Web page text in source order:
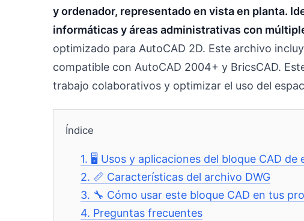
y ordenador, representado en vista en planta.
informáticas y áreas administrativas con
optimizado para AutoCAD 2D. Este archivo
compatible con AutoCAD 2004+ y BricsCAD.
trabajo colaborativos y optimizar el uso del
Índice
1. 🖥️ Usos y aplicaciones del bloque CAD de
2. 📏 Características del archivo DWG
3. 🔧 Cómo usar este bloque CAD en tus
4. Preguntas frecuentes